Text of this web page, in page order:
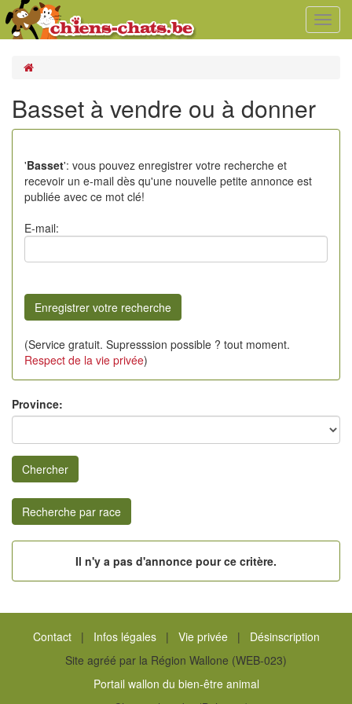
Basset à vendre ou à donner
'Basset': vous pouvez enregistrer votre recherche et
recevoir un e-mail dès qu'une nouvelle petite annonce est
publiée avec ce mot clé!
E-mail:
(Service gratuit. Supresssion possible ? tout moment.
Respect de la vie privée)
Province:
Chercher
Recherche par race
Il n'y a pas d'annonce pour ce critère.
Contact| Infos légales| Vie privée| Désinscription
Site agréé par la Région Wallone (WEB-023)
Portail wallon du bien-être animal